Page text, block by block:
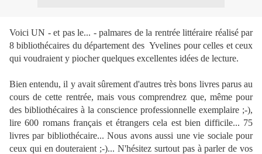
Voici UN - et pas le... - palmares de la rentrée littéraire réalisé par
8 bibliothécaires du département des Yvelines pour celles et ceux
qui voudraient y piocher quelques excellentes idées de lecture.
Bien entendu, il y avait sûrement d'autres très bons livres parus au
cours de cette rentrée, mais vous comprendrez que, même pour
des bibliothécaires à la conscience professionnelle exemplaire ;-),
lire 600 romans français et étrangers cela est bien difficile... 75
livres par bibliothécaire... Nous avons aussi une vie sociale pour
ceux qui en douteraient ;-)... N'hésitez surtout pas à parler de vos